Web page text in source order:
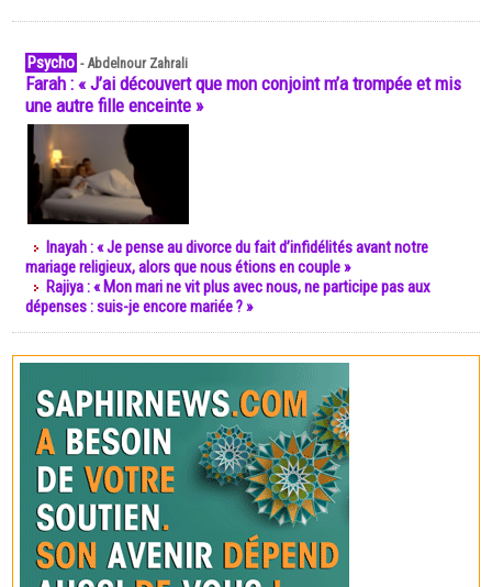
Psycho -Abdelnour Zahrali
Farah : « J’ai découvert que mon conjoint m’a trompée et mis
une autre fille enceinte »
Inayah : « Je pense au divorce du fait d’infidélités avant notre
mariage religieux, alors que nous étions en couple »
Rajiya : « Mon mari ne vit plus avec nous, ne participe pas aux
dépenses : suis-je encore mariée ? »